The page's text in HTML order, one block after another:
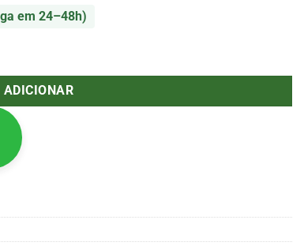
em 24–48h)
500 ml
ADICIONAR